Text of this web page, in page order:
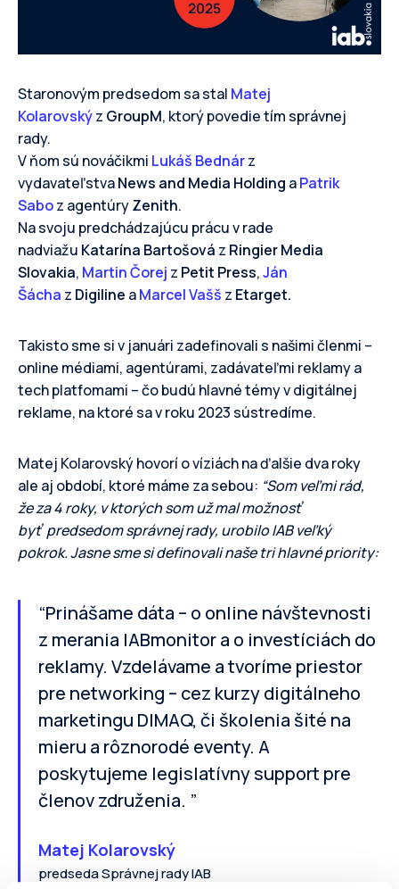
Staronovým predsedom sa stal Matej
Kolarovskýz GroupM, ktorý povedie tím správnej
rady.
V ňom sú nováčikmi Lukáš Bednárz
vydavateľstvaNews and Media Holding aPatrik
Saboz agentúryZenith.
Na svoju predchádzajúcu prácu v rade
nadviažu Katarína Bartošová z Ringier Media
Slovakia, Martin Čorej z Petit Press,Ján
Šácha z Digiline aMarcel Vašš z Etarget.
Takisto sme si v januári zadefinovali s našimi členmi –
online médiami, agentúrami, zadávateľmi reklamy a
tech platfomami – čo budú hlavné témy v digitálnej
reklame, na ktoré sa v roku 2023 sústredíme.
Matej Kolarovský hovorí o víziách na ďalšie dva roky
ale aj období, ktoré máme za sebou: “Som veľmi rád,
že za 4 roky, v ktorých som už mal možnosť
byť predsedom správnej rady, urobilo IAB veľký
pokrok. Jasne sme si definovali naše tri hlavné priority:
“Prinášame dáta – o online návštevnosti
z merania IABmonitor a o investíciách do
reklamy. Vzdelávame a tvoríme priestor
pre networking – cez kurzy digitálneho
marketingu DIMAQ, či školenia šité na
mieru a rôznorodé eventy. A
poskytujeme legislatívny support pre
členov združenia. ”
Matej Kolarovský
predseda Správnej rady IAB